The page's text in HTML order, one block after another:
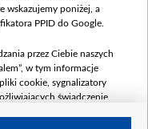
wskazujemy poniżej, a
PPID do Google.
przez Ciebie naszych
w tym informacje
cookie, sygnalizatory
świadczenie